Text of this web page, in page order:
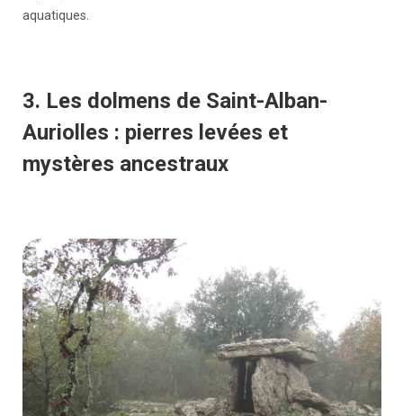
aquatiques.
3. Les dolmens de Saint-Alban-
Auriolles : pierres levées et
mystères ancestraux